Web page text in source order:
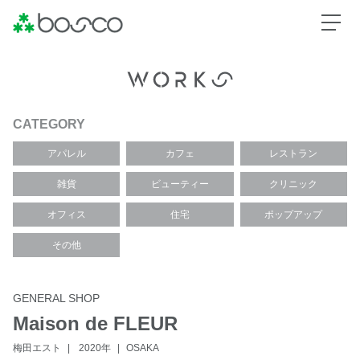
CATEGORY
アパレル カフェ レストラン
雑貨 ビューティー クリニック
オフィス 住宅 ポップアップ
その他
GENERAL SHOP
Maison de FLEUR
梅田エスト 2020年 OSAKA